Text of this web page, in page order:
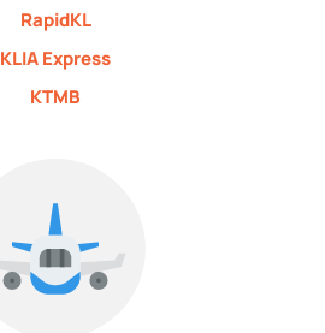
RapidKL
KLIA Express
KTMB